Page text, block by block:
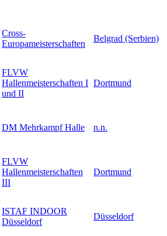
Cross-
Europameisterschaften
Belgrad (Serbien)
FLVW
Hallenmeisterschaften I
und II
Dortmund
DM Mehrkampf Halle n.n.
FLVW
Hallenmeisterschaften
III
Dortmund
ISTAF INDOOR
Düsseldorf
Düsseldorf